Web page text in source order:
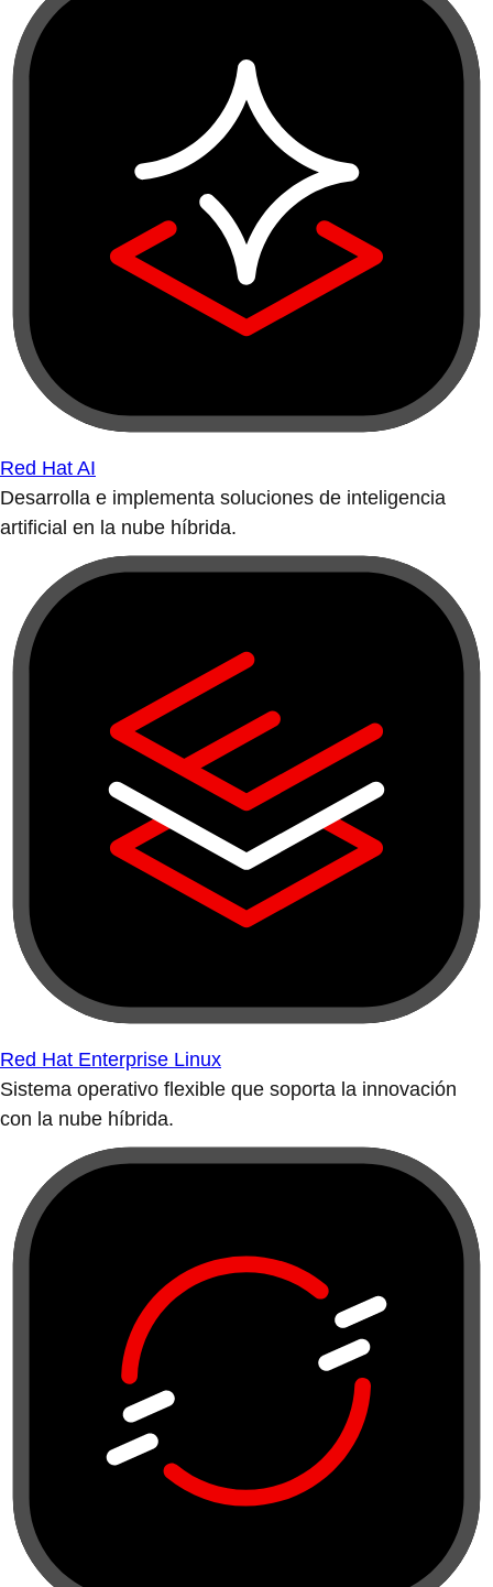
Red Hat AI
Desarrolla e implementa soluciones de inteligencia
artificial en la nube híbrida.
Red Hat Enterprise Linux
Sistema operativo flexible que soporta la innovación
con la nube híbrida.